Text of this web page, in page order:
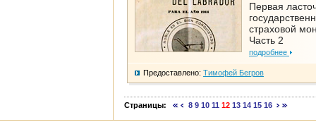
Первая
страховой
Часть 2
подробнее
Предоставлено: Тимофей Бегров
Страницы: 8 9 10 11 12 13 14 15 16